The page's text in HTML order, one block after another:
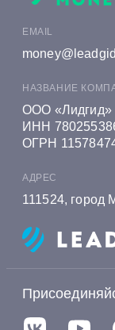
Онлайн
Онлайн
Онлайн
Онлайн
Онлайн
Онлайн
EMAIL
НАЗВАНИЕ
ООО «Лидгид»
ИНН
ОГРН
АДРЕС
111524, город